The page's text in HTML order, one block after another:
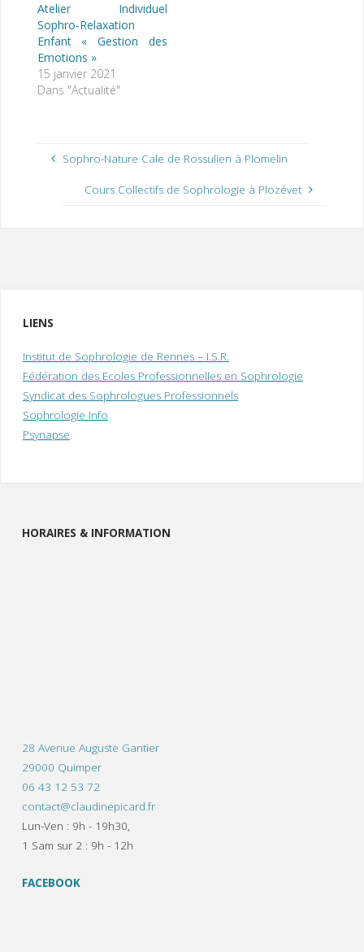
Atelier Individuel
Sophro-Relaxation
Enfant « Gestion des
Emotions »
15 janvier 2021
Dans "Actualité"
Sophro-Nature Cale de Rossulien à Plomelin
Cours Collectifs de Sophrologie à Plozévet
LIENS
Institut de Sophrologie de Rennes – I.S.R.
Fédération des Ecoles Professionnelles en Sophrologie
Syndicat des Sophrologues Professionnels
Sophrologie Info
Psynapse
HORAIRES & INFORMATION
28 Avenue Auguste Gantier
29000 Quimper
06 43 12 53 72
contact@claudinepicard.fr
Lun-Ven : 9h - 19h30,
1 Sam sur 2 : 9h - 12h
FACEBOOK